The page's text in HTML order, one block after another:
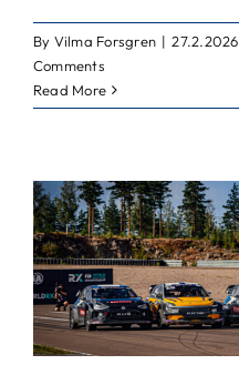
By Vilma Forsgren | 27.2.2026
Comments
Read More